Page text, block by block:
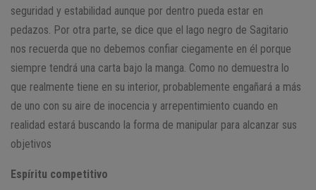
seguridad y estabilidad aunque por dentro pueda estar en
pedazos. Por otra parte, se dice que el lago negro de Sagitario
nos recuerda que no debemos confiar ciegamente en él porque
siempre tendrá una carta bajo la manga. Como no demuestra lo
que realmente tiene en su interior, probablemente engañará a más
de uno con su aire de inocencia y arrepentimiento cuando en
realidad estará buscando la forma de manipular para alcanzar sus
objetivos
Espíritu competitivo